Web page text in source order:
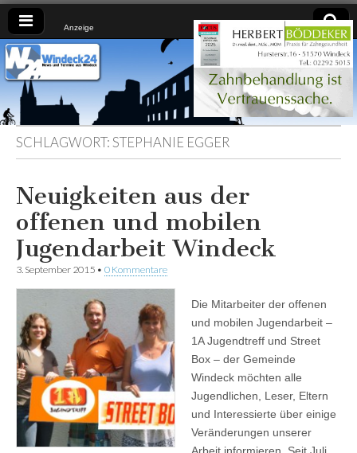
Anzeige
Windeck24
Nachrichten
aus dem
Ländchen
für das
Ländchen
SCHLAGWORT:STEPHANIE EGGER
Neuigkeiten aus der
offenen und mobilen
Jugendarbeit Windeck
3. September 2015 • 0 Kommentare
Die Mitarbeiter der offenen
und mobilen Jugendarbeit –
1A Jugendtreff und Street
Box – der Gemeinde
Windeck möchten alle
Jugendlichen, Leser, Eltern
und Interessierte über einige
Veränderungen unserer
Arbeit informieren. Seit Juli